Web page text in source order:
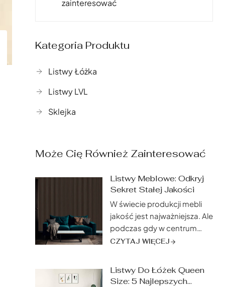
zainteresować
Kategoria Produktu
Listwy Łóżka
Listwy LVL
Sklejka
Może Cię Również Zainteresować
Listwy Meblowe: Odkryj
Sekret Stałej Jakości
W świecie produkcji mebli
jakość jest najważniejsza. Ale
podczas gdy w centrum
uwagi często znajdują się
kluczowy element jest
CZYTAJ WIĘCEJ
Listwy Do Łóżek Queen
Size: 5 Najlepszych